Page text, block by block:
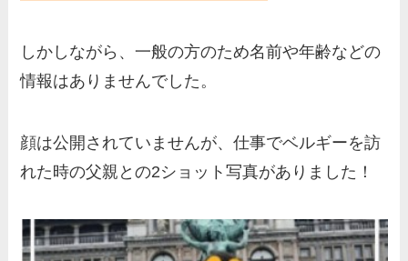
いてもまとめ！
梅澤廉アナの父親・母親の職
実家の両親など家族情報も全
部まとめた！
しかしながら、一般の方のため名前や年齢などの
情報はありませんでした。
顔は公開されていませんが、仕事でベルギーを訪
れた時の父親との2ショット写真がありました！